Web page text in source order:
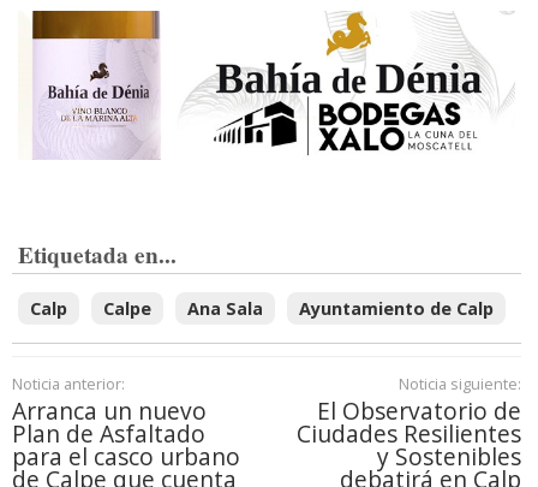
Etiquetada en...
Calp Calpe Ana Sala Ayuntamiento de Calp
Noticia anterior:
Arranca un nuevo
Plan de Asfaltado
para el casco urbano
de Calpe que cuenta
Noticia siguiente:
El Observatorio de
Ciudades Resilientes
y Sostenibles
debatirá en Calp